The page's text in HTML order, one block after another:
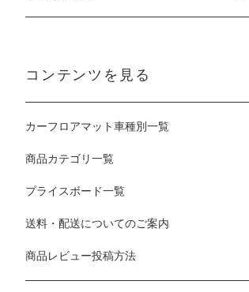
コンテンツを見る
カーフロアマット車種別一覧
商品カテゴリ一覧
プライスボード一覧
送料・配送についてのご案内
商品レビュー投稿方法